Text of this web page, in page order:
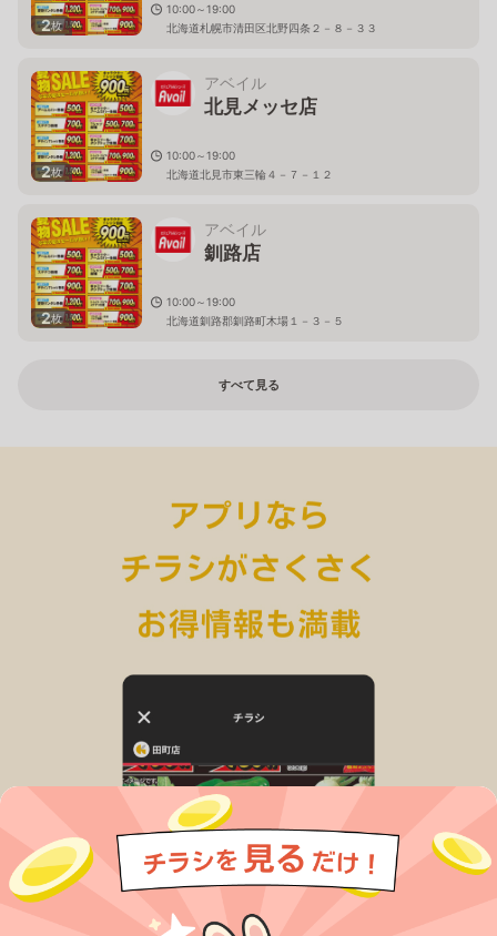
2枚
10:00～19:00
北海道札幌市清田区北野四条２－８－３３
2枚
アベイル
北見メッセ店
10:00～19:00
北海道北見市東三輪４－７－１２
2枚
アベイル
釧路店
10:00～19:00
北海道釧路郡釧路町木場１－３－５
すべて見る